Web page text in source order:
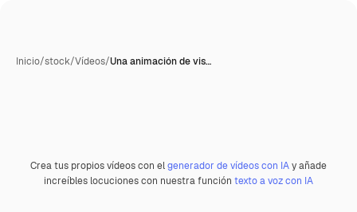
Inicio/stock/Vídeos/Una animación de vis…
Crea tus propios vídeos con elgenerador de vídeos con IAy añade
increíbles locuciones con nuestra función texto a voz con IA